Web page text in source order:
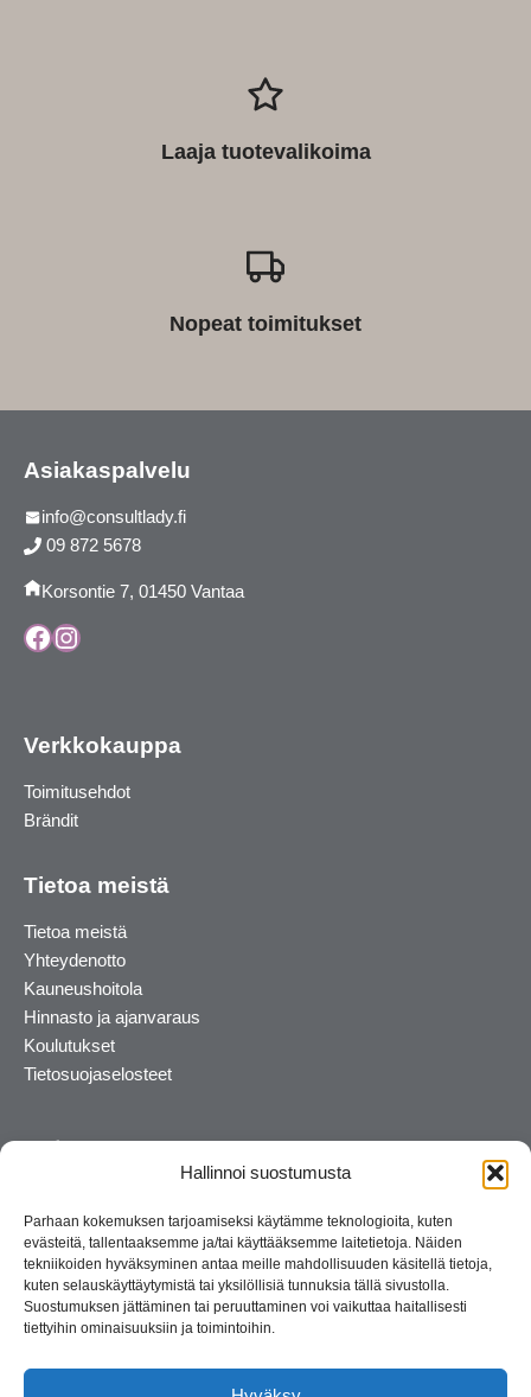
Hallinnoi suostumusta
Parhaan kokemuksen tarjoamiseksi käytämme teknologioita, kuten
evästeitä, tallentaaksemme ja/tai käyttääksemme laitetietoja. Näiden
tekniikoiden hyväksyminen antaa meille mahdollisuuden käsitellä tietoja,
kuten selauskäyttäytymistä tai yksilöllisiä tunnuksia tällä sivustolla.
Suostumuksen jättäminen tai peruuttaminen voi vaikuttaa haitallisesti
tiettyihin ominaisuuksiin ja toimintoihin.
Laaja tuotevalikoima
Nopeat toimitukset
Asiakaspalvelu
info@consultlady.fi
09 872 5678
Korsontie 7, 01450 Vantaa
Facebook
Instagram
Verkkokauppa
Toimitusehdot
Brändit
Tietoa meistä
Tietoa meistä
Yhteydenotto
Kauneushoitola
Hinnasto ja ajanvaraus
Koulutukset
Tietosuojaselosteet
perheyritys yli 35 vuotta.